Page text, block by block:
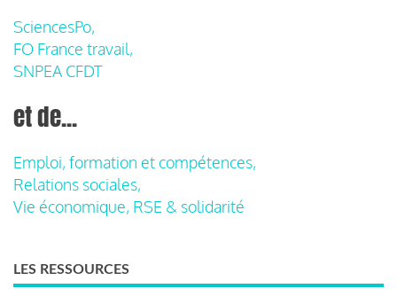
SciencesPo,
FO France travail,
SNPEA CFDT
et de...
Emploi, formation et compétences,
Relations sociales,
Vie économique, RSE & solidarité
LES RESSOURCES